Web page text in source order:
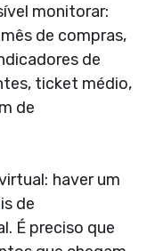
monitorar:
de compras,
de
ticket médio,
de
haver um
de
É preciso que